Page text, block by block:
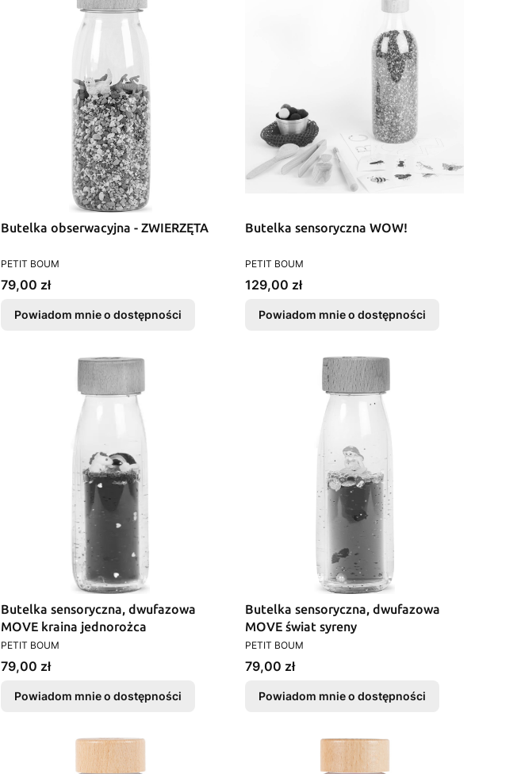
Butelka obserwacyjna - ZWIERZĘTA
PRODUCENT
PETIT BOUM
Cena
79,00 zł
Powiadom mnie o dostępności
Butelka sensoryczna WOW!
PRODUCENT
PETIT BOUM
Cena
129,00 zł
Powiadom mnie o dostępności
Butelka sensoryczna, dwufazowa
MOVE kraina jednorożca
PRODUCENT
PETIT BOUM
Cena
79,00 zł
Powiadom mnie o dostępności
Butelka sensoryczna, dwufazowa
MOVE świat syreny
PRODUCENT
PETIT BOUM
Cena
79,00 zł
Powiadom mnie o dostępności